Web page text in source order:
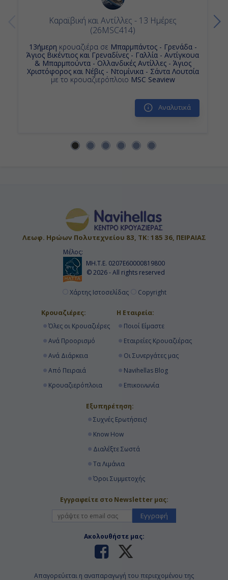
Καραϊβική και Αντίλλες - 13 Ημέρες
(26MSC414)
13ήμερη κρουαζιέρα σε Μπαρμπάντος - Γρενάδα -
Άγιος Βικέντιος και Γρεναδίνες - Γαλλία - Αντίγκουα
& Μπαρμπούντα - Ολλανδικές Αντίλλες - Άγιος
Χριστόφορος και Νέβις - Ντομίνικα - Σάντα Λουτσία
με το κρουαζιερόπλοιο MSC Seaview
Αναλυτικά
Λεωφ. Ηρώων Πολυτεχνείου 83, ΤΚ: 185 36, ΠΕΙΡΑΙΑΣ
Μέλος:
ΜΗ.Τ.Ε. 0207Ε60000819800
© 2026 - All rights reserved
Χάρτης Ιστοσελίδας Copyright
Κρουαζιέρες:
Όλες οι Κρουαζιέρες
Ανά Προορισμό
Ανά Διάρκεια
Από Πειραιά
Κρουαζιερόπλοια
Η Εταιρεία:
Ποιοί Είμαστε
Εταιρείες Κρουαζιέρας
Οι Συνεργάτες μας
Navihellas Blog
Επικοινωνία
Εξυπηρέτηση:
Συχνές Ερωτήσεις!
Know How
Διαλέξτε Σωστά
Τα Λιμάνια
Όροι Συμμετοχής
Εγγραφείτε στο Newsletter μας:
Εγγραφή
Ακολουθήστε μας:
Απαγορεύεται η αναπαραγωγή του περιεχομένου της